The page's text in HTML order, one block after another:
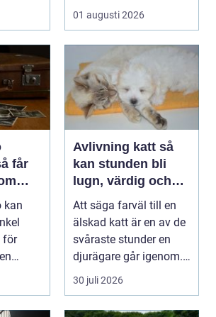
börjar i köket....
01 augusti 2026
kan
för
str...
Avlivning katt så
kan stunden bli
lugn, värdig och
trygg
Att säga farväl till en
älskad katt är en av de
svåraste stunder en
djurägare går igenom.
Beslutet o...
30 juli 2026